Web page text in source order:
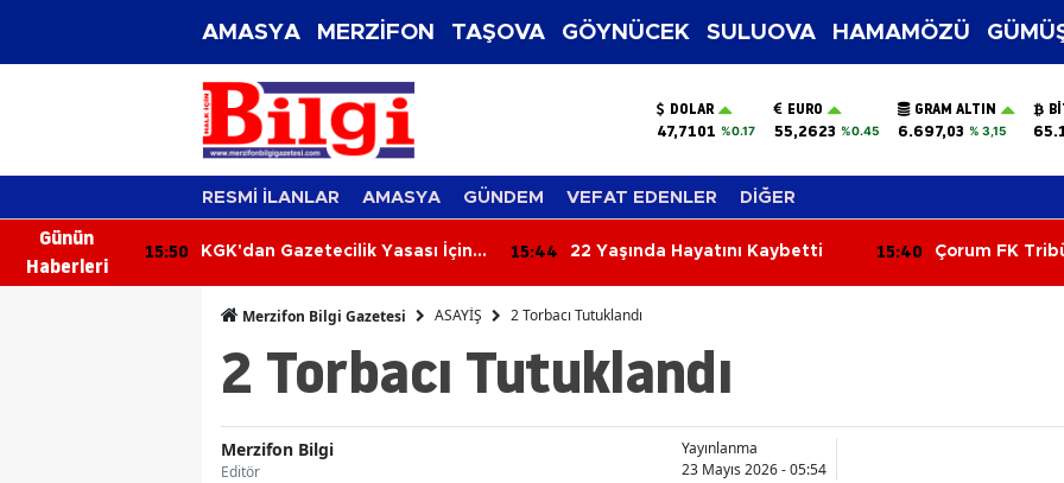
AMASYA MERZİFON TAŞOVA GÖYNÜCEK SULUOVA HAMAMÖZÜ
DOLAR
47,7101 %0.17
EURO
55,2623 %0.45
GRAM ALTIN
6.697,03 % 3,15
RESMİ İLANLAR AMASYA GÜNDEM VEFAT EDENLER DİĞER
Günün
Haberleri
Yeni
15:50
KGK'dan Gazetecilik Yasası İçin
15:44 22 Yaşında Hayatını Kaybetti 15:40
Çorum FK
Merzifon Bilgi Gazetesi ASAYİŞ 2 Torbacı Tutuklandı
2 Torbacı Tutuklandı
Merzifon Bilgi
Editör
Yayınlanma
23 Mayıs 2026 - 05:54